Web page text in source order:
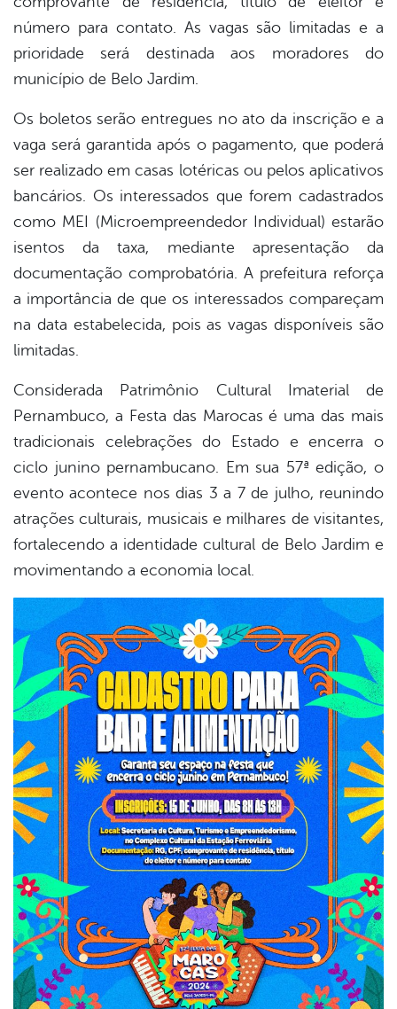
número para contato. As vagas são limitadas e a
prioridade será destinada aos moradores do
município de Belo Jardim.
Os boletos serão entregues no ato da inscrição e a
vaga será garantida após o pagamento, que poderá
ser realizado em casas lotéricas ou pelos aplicativos
bancários. Os interessados que forem cadastrados
como MEI (Microempreendedor Individual) estarão
isentos da taxa, mediante apresentação da
documentação comprobatória. A prefeitura reforça
a importância de que os interessados compareçam
na data estabelecida, pois as vagas disponíveis são
limitadas.
Considerada Patrimônio Cultural Imaterial de
Pernambuco, a Festa das Marocas é uma das mais
tradicionais celebrações do Estado e encerra o
ciclo junino pernambucano. Em sua 57ª edição, o
evento acontece nos dias 3 a 7 de julho, reunindo
atrações culturais, musicais e milhares de visitantes,
fortalecendo a identidade cultural de Belo Jardim e
movimentando a economia local.